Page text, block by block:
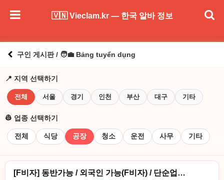
🇻🇳 Vieclam.kr — 한국 알바 정보
구인 게시판 / 🧑‍💼 Bảng tuyển dụng
📍 지역 선택하기
전체 서울 경기 인천 부산 대구 기타
👷 업종 선택하기
전체 식당 공장 청소 운전 사무 기타
[F비자] 동반가능 / 외국인 가능(F비자) / 단순업…